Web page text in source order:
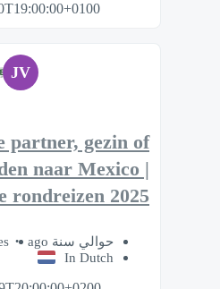
JV
partner, gezin of
naar Mexico |
rondreizen 2025
حوالي سنة ago
In Dutch